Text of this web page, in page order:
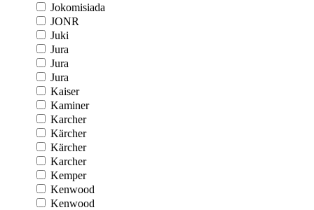
Jokomisiada
JONR
Juki
Jura
Jura
Jura
Kaiser
Kaminer
Karcher
Kärcher
Kärcher
Karcher
Kemper
Kenwood
Kenwood